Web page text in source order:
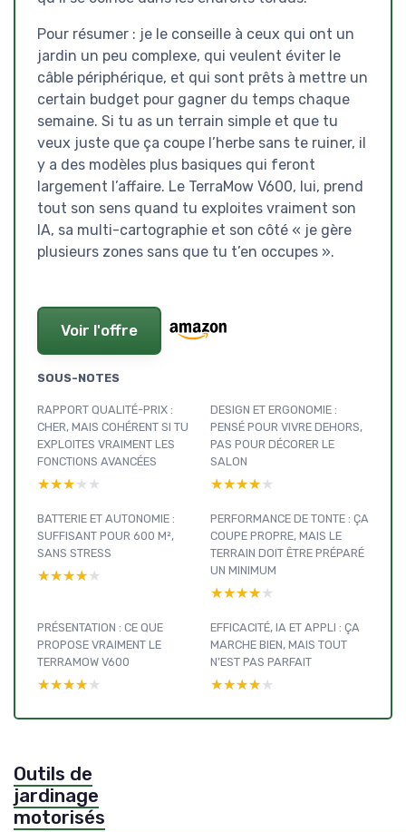
Pour résumer : je le conseille à ceux qui ont un
jardin un peu complexe, qui veulent éviter le
câble périphérique, et qui sont prêts à mettre un
certain budget pour gagner du temps chaque
semaine. Si tu as un terrain simple et que tu
veux juste que ça coupe l’herbe sans te ruiner, il
y a des modèles plus basiques qui feront
largement l’affaire. Le TerraMow V600, lui, prend
tout son sens quand tu exploites vraiment son
IA, sa multi-cartographie et son côté « je gère
plusieurs zones sans que tu t’en occupes ».
Voir l'offre
SOUS-NOTES
RAPPORT QUALITÉ-PRIX :
CHER, MAIS COHÉRENT SI TU
EXPLOITES VRAIMENT LES
FONCTIONS AVANCÉES
★★★★★
★★★★★
DESIGN ET ERGONOMIE :
PENSÉ POUR VIVRE DEHORS,
PAS POUR DÉCORER LE
SALON
★★★★★
★★★★★
BATTERIE ET AUTONOMIE :
SUFFISANT POUR 600 M²,
SANS STRESS
★★★★★
★★★★★
PERFORMANCE DE TONTE : ÇA
COUPE PROPRE, MAIS LE
TERRAIN DOIT ÊTRE PRÉPARÉ
UN MINIMUM
★★★★★
★★★★★
PRÉSENTATION : CE QUE
PROPOSE VRAIMENT LE
TERRAMOW V600
★★★★★
★★★★★
EFFICACITÉ, IA ET APPLI : ÇA
MARCHE BIEN, MAIS TOUT
N’EST PAS PARFAIT
★★★★★
★★★★★
Outils de
jardinage
motorisés